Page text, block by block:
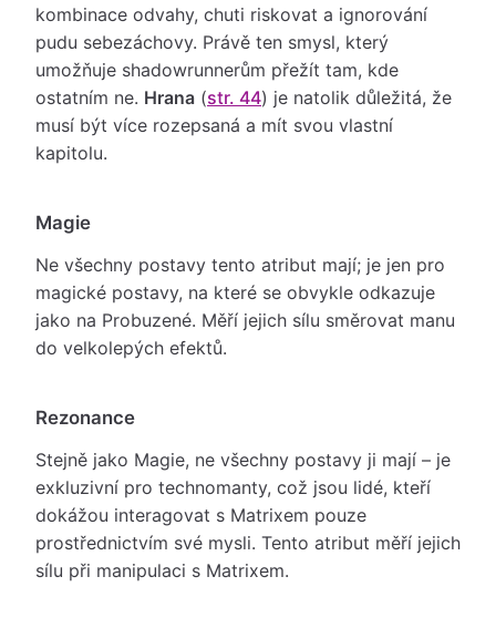
kombinace odvahy, chuti riskovat a ignorování
pudu sebezáchovy. Právě ten smysl, který
umožňuje shadowrunnerům přežít tam, kde
ostatním ne. Hrana (str. 44) je natolik důležitá, že
musí být více rozepsaná a mít svou vlastní
kapitolu.
Magie
Ne všechny postavy tento atribut mají; je jen pro
magické postavy, na které se obvykle odkazuje
jako na Probuzené. Měří jejich sílu směrovat manu
do velkolepých efektů.
Rezonance
Stejně jako Magie, ne všechny postavy ji mají – je
exkluzivní pro technomanty, což jsou lidé, kteří
dokážou interagovat s Matrixem pouze
prostřednictvím své mysli. Tento atribut měří jejich
sílu při manipulaci s Matrixem.